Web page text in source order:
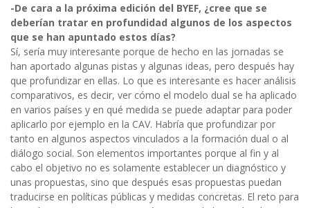
-De cara a la próxima edición del BYEF, ¿cree que se
deberían tratar en profundidad algunos de los aspectos
que se han apuntado estos días?
Sí, sería muy interesante porque de hecho en las jornadas se
han aportado algunas pistas y algunas ideas, pero después hay
que profundizar en ellas. Lo que es interesante es hacer análisis
comparativos, es decir, ver cómo el modelo dual se ha aplicado
en varios países y en qué medida se puede adaptar para poder
aplicarlo por ejemplo en la CAV. Habría que profundizar por
tanto en algunos aspectos vinculados a la formación dual o al
diálogo social. Son elementos importantes porque al fin y al
cabo el objetivo no es solamente establecer un diagnóstico y
unas propuestas, sino que después esas propuestas puedan
traducirse en políticas públicas y medidas concretas. El reto para